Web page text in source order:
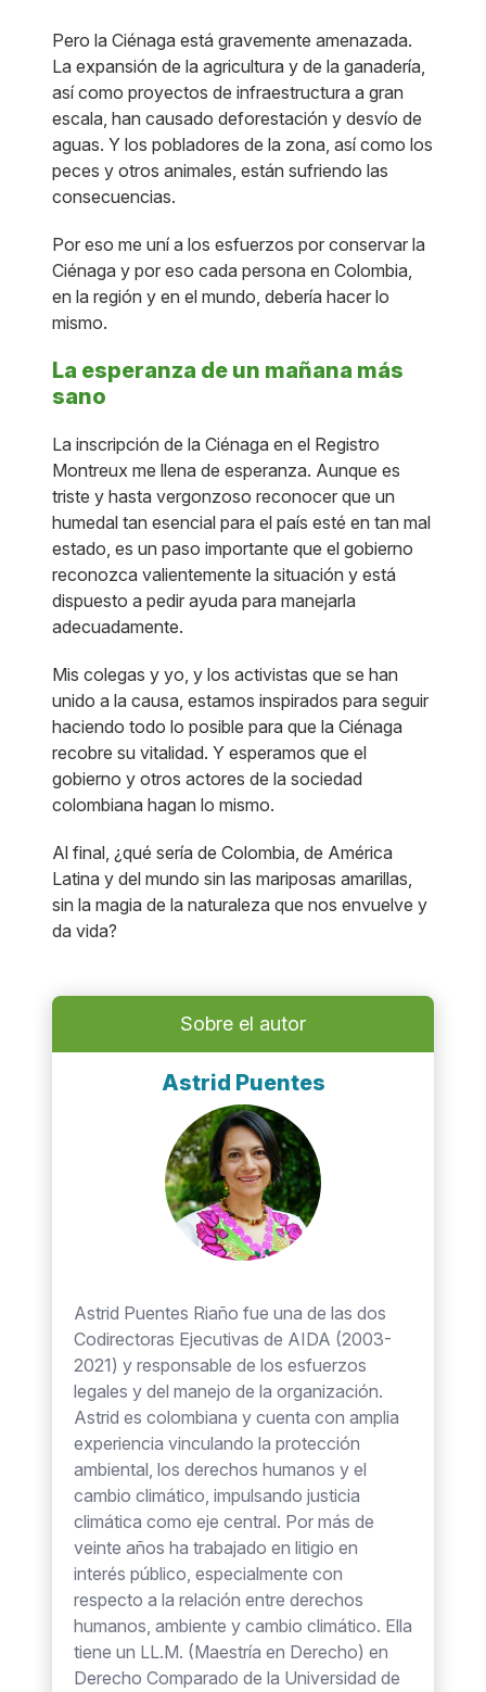
Pero la Ciénaga está gravemente amenazada.
La expansión de la agricultura y de la ganadería,
así como proyectos de infraestructura a gran
escala, han causado deforestación y desvío de
aguas. Y los pobladores de la zona, así como los
peces y otros animales, están sufriendo las
consecuencias.
Por eso me uní a los esfuerzos por conservar la
Ciénaga y por eso cada persona en Colombia,
en la región y en el mundo, debería hacer lo
mismo.
La esperanza de un mañana más
sano
La inscripción de la Ciénaga en el Registro
Montreux me llena de esperanza. Aunque es
triste y hasta vergonzoso reconocer que un
humedal tan esencial para el país esté en tan mal
estado, es un paso importante que el gobierno
reconozca valientemente la situación y está
dispuesto a pedir ayuda para manejarla
adecuadamente.
Mis colegas y yo, y los activistas que se han
unido a la causa, estamos inspirados para seguir
haciendo todo lo posible para que la Ciénaga
recobre su vitalidad. Y esperamos que el
gobierno y otros actores de la sociedad
colombiana hagan lo mismo.
Al final, ¿qué sería de Colombia, de América
Latina y del mundo sin las mariposas amarillas,
sin la magia de la naturaleza que nos envuelve y
da vida?
Sobre el autor
Astrid Puentes
Astrid Puentes Riaño fue una de las dos
Codirectoras Ejecutivas de AIDA (2003-
2021) y responsable de los esfuerzos
legales y del manejo de la organización.
Astrid es colombiana y cuenta con amplia
experiencia vinculando la protección
ambiental, los derechos humanos y el
cambio climático, impulsando justicia
climática como eje central. Por más de
veinte años ha trabajado en litigio en
interés público, especialmente con
respecto a la relación entre derechos
humanos, ambiente y cambio climático. Ella
tiene un LL.M. (Maestría en Derecho) en
Derecho Comparado de la Universidad de